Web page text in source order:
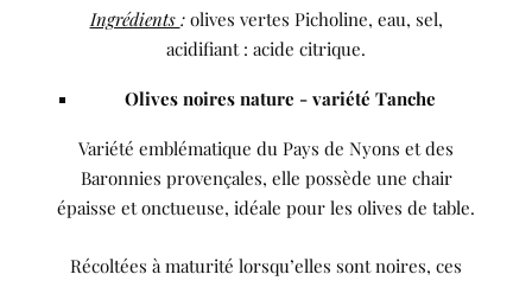
Ingrédients :olives vertes Picholine, eau, sel,
acidifiant : acide citrique.
Olives noires nature - variété Tanche
Variété emblématique du Pays de Nyons et des
Baronnies provençales, elle possède une chair
épaisse et onctueuse, idéale pour les olives de table.
Récoltées à maturité lorsqu’elles sont noires, ces